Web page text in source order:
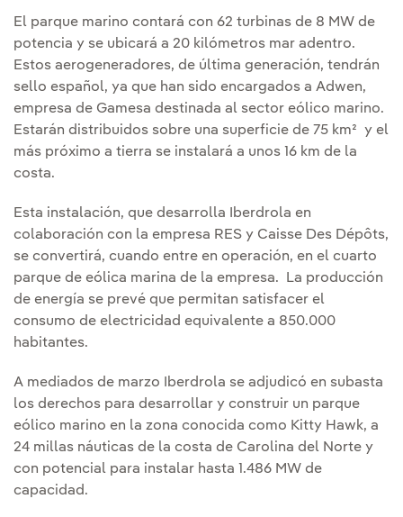
El parque marino contará con 62 turbinas de 8 MW de
potencia y se ubicará a 20 kilómetros mar adentro.
Estos aerogeneradores, de última generación, tendrán
sello español, ya que han sido encargados a Adwen,
empresa de Gamesa destinada al sector eólico marino.
Estarán distribuidos sobre una superficie de 75 km² y el
más próximo a tierra se instalará a unos 16 km de la
costa.
Esta instalación, que desarrolla Iberdrola en
colaboración con la empresa RES y Caisse Des Dépôts,
se convertirá, cuando entre en operación, en el cuarto
parque de eólica marina de la empresa. La producción
de energía se prevé que permitan satisfacer el
consumo de electricidad equivalente a 850.000
habitantes.
A mediados de marzo Iberdrola se adjudicó en subasta
los derechos para desarrollar y construir un parque
eólico marino en la zona conocida como Kitty Hawk, a
24 millas náuticas de la costa de Carolina del Norte y
con potencial para instalar hasta 1.486 MW de
capacidad.